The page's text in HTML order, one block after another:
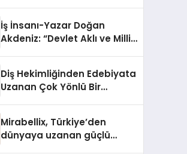
İş İnsanı-Yazar Doğan
Akdeniz: “Devlet Aklı ve Milli
Diş Hekimliğinden Edebiyata
Uzanan Çok Yönlü Bir
Mirabellix, Türkiye’den
dünyaya uzanan güçlü